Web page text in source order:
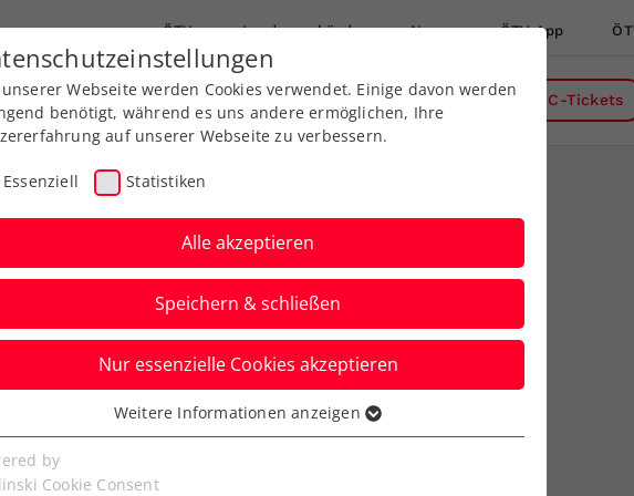
ÖTV Landesverbände News ÖTV App
Ausbildungen Services Über uns DC-Tickets
Linz: ÖTV-
der Qualifikation an
Webseite werden Cookies verwendet. Einige davon werden
benötigt, während es uns andere ermöglichen, Ihre
auf unserer Webseite zu verbessern.
Essenziell Statistiken
Alle akzeptieren
Speichern & schließen
Nur essenzielle Cookies akzeptieren
Cookies werden für grundlegende Funktionen der
benötigt. Dadurch ist gewährleistet, dass die Webseite
Weitere Informationen anzeigen
by
Cookie Consent